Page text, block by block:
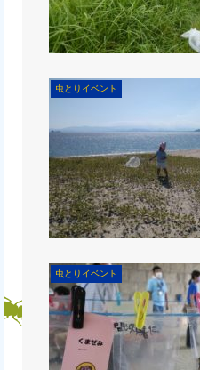
虫とりイベント
虫とりイベント